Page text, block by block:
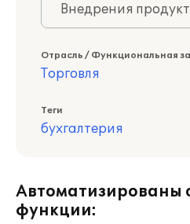
Внедрения
Отрасль / Функциональная
Торговля
Теги
бухгалтерия
Автоматизированы
функции: